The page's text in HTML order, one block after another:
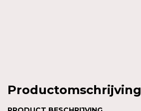
Productomschrijving